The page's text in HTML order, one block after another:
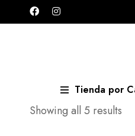
Tienda por
Showing all 5 results